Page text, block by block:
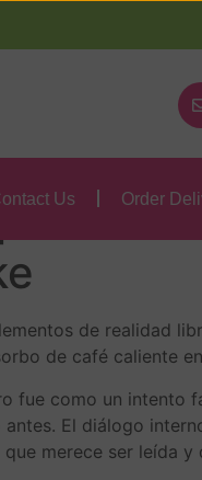
Us Order
Menu Our
de realidad
de café caliente
fue como un intento
El diálogo
merece ser leída y